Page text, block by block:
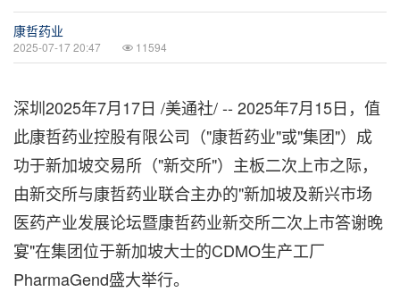
康哲药业
2025-07-17 20:47 11594
深圳2025年7月17日 /美通社/ -- 2025年7月15日，值
此康哲药业控股有限公司（"康哲药业"或"集团"）成
功于新加坡交易所（"新交所"）主板二次上市之际，
由新交所与康哲药业联合主办的"新加坡及新兴市场
医药产业发展论坛暨康哲药业新交所二次上市答谢晚
宴"在集团位于新加坡大士的CDMO生产工厂
PharmaGend盛大举行。